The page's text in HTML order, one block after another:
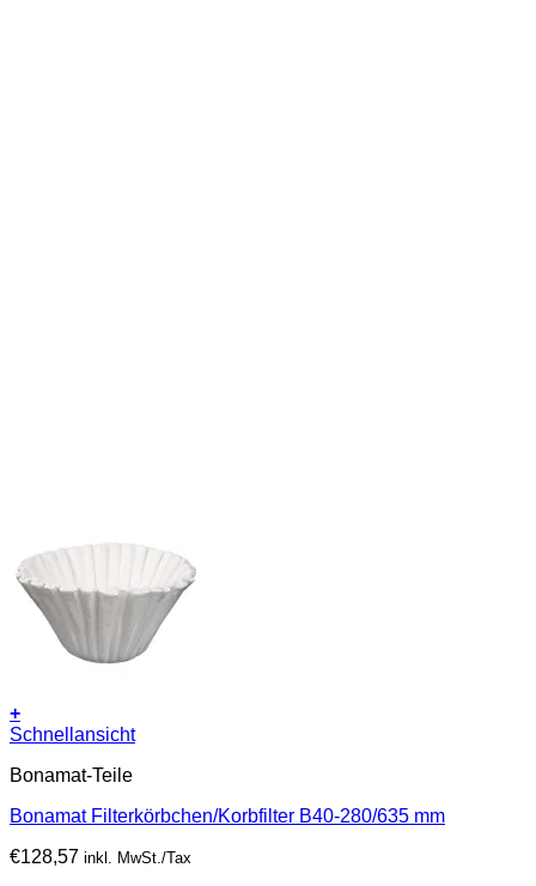
+
Schnellansicht
Bonamat-Teile
Bonamat Filterkörbchen/Korbfilter B40-280/635 mm
€128,57 inkl. MwSt./Tax